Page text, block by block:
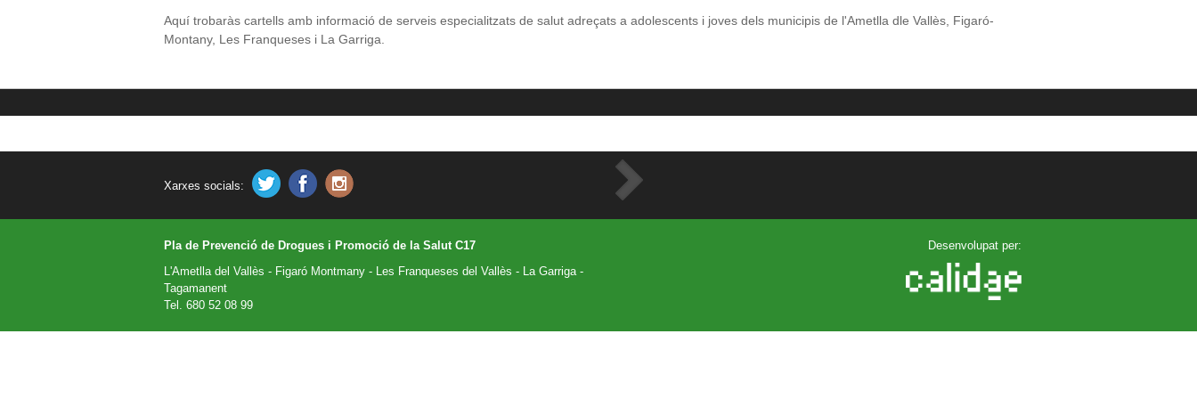
Aquí trobaràs cartells amb informació de serveis especialitzats de salut adreçats a adolescents i joves dels municipis de l'Ametlla dle Vallès, Figaró-
Montany, Les Franqueses i La Garriga.
Xarxes socials:
Pla de Prevenció de Drogues i Promoció de la Salut C17
L'Ametlla del Vallès - Figaró Montmany - Les Franqueses del Vallès - La Garriga -
Tagamanent
Tel. 680 52 08 99
Desenvolupat per: